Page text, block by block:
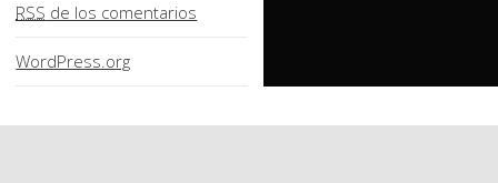
RSS de los comentarios
WordPress.org